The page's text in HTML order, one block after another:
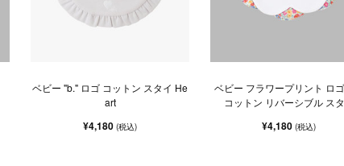
ベビー "b." ロゴ コットン スタイ He
art
¥4,180(税込)
ベビー フラワープリント ロ
コットン リバーシブル ス
¥4,180(税込)